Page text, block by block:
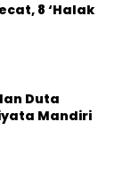
8 ‘Halak
Duta
Mandiri